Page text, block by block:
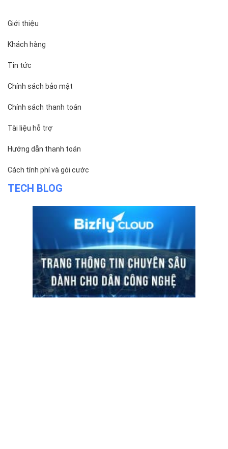
Giới thiệu
Khách hàng
Tin tức
Chính sách bảo mật
Chính sách thanh toán
Tài liệu hỗ trợ
Hướng dẫn thanh toán
Cách tính phí và gói cước
TECH BLOG